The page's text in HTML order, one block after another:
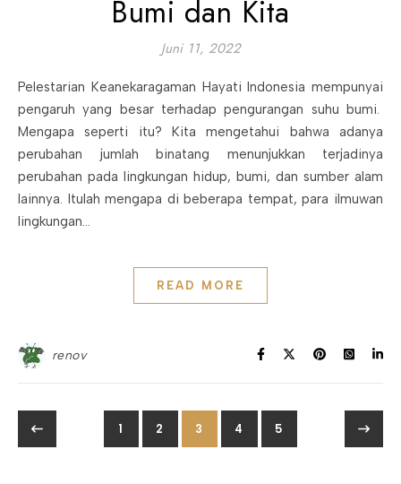
Bumi dan Kita
Juni 11, 2022
Pelestarian Keanekaragaman Hayati Indonesia mempunyai
pengaruh yang besar terhadap pengurangan suhu bumi.
Mengapa seperti itu? Kita mengetahui bahwa adanya
perubahan jumlah binatang menunjukkan terjadinya
perubahan pada lingkungan hidup, bumi, dan sumber alam
lainnya. Itulah mengapa di beberapa tempat, para ilmuwan
lingkungan…
READ MORE
renov
1 2 3 4 5